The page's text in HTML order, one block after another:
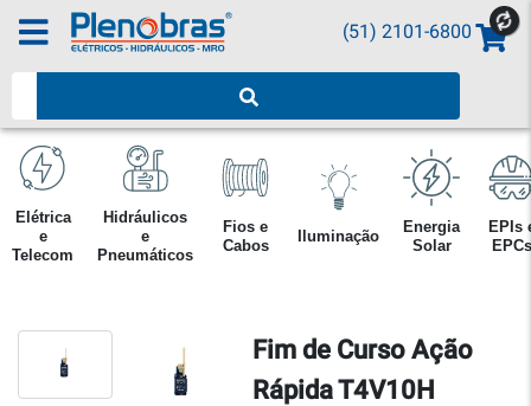
(51) 2101-6800
Elétrica
e
Telecom
Hidráulicos
e
Pneumáticos
Fios e
Cabos
Iluminação
Energia
Solar
EPIs
EPCs
Fim de Curso Ação
Rápida T4V10H